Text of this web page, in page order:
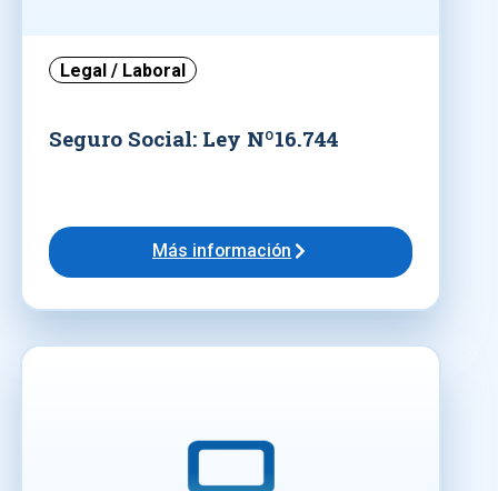
Legal / Laboral
Seguro Social: Ley Nº16.744
Más información